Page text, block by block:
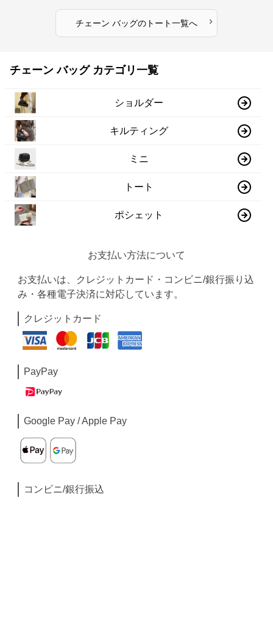
チェーン バッグのトート一覧へ ›
チェーン バッグ カテゴリ一覧
ショルダー
キルティング
ミニ
トート
ポシェット
お支払い方法について
お支払いは、クレジットカード・コンビニ/銀行振り込
み・各種電子決済に対応しています。
クレジットカード
PayPay
Google Pay / Apple Pay
コンビニ/銀行振込